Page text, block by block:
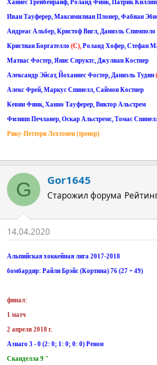
Ханнес Трейбенрайф, Роланд Финк, Патрик Киллин
Иван Тауферер, Максимилиан Плонер, Фабиан
Андреас Альбер, Кристоф Вигл, Даниэль Спимполо
Кристиан Боргателло (C), Роланд Хофер, Стефан
Матиас Фостер, Янис Спруктс, Джулиан Костнер
Александр Эйсат, Йоханнес Фостер, Даниэль Тудин
Алекс Фрей, Маркус Спинелл, Саймон Костнер
Кевин Финк, Ханно Тауферер, Виктор Альстрем
Филипп Печланер, Оскар Альстремс, Томас
Рику-Петтери Лехтонен (тренер)
G Gor1645
Старожил форума
14.04.2020
Альпийская хоккейная лига 2017-2018
бомбардир: Райли Брэйс (Кортина) 76 (27 + 49)
финал:
1 матч
2 апреля 2018 г.
Азиаго 3 - 0 (2: 0; 1: 0; 0: 0) Ренон
Сканделла 9 "